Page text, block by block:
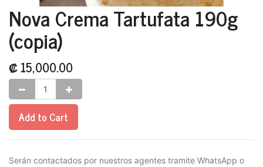
Nova Crema Tartufata 190g
(copia)
₡15,000.00
Add to Cart
Serán contactados por nuestros agentes tramite WhatsApp o